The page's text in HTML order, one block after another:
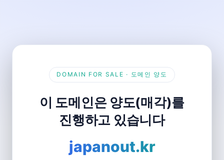
DOMAIN FOR SALE · 도메인 양도
이 도메인은 양도(매각)를
진행하고 있습니다
japanout.kr